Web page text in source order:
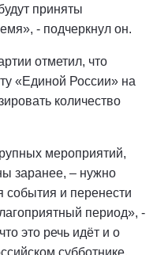
приняты
- подчеркнул он.
отметил, что
«Единой России» на
количество
мероприятий,
заранее, – нужно
события и перенести
период», -
это речь идёт и о